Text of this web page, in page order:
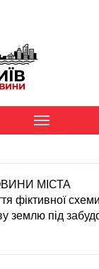
МІСТА
фіктивної
землю під